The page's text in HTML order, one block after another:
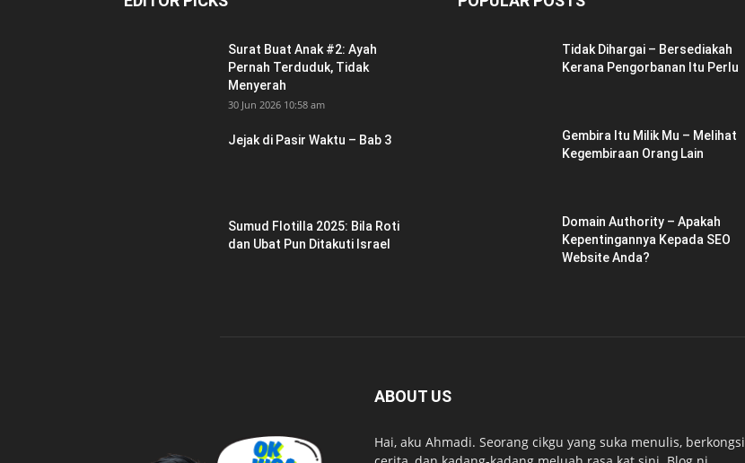
Surat Buat Anak #2: Ayah
Pernah Terduduk, Tidak
Menyerah
30 Jun 2026 10:58 am
Jejak di Pasir Waktu – Bab 3
Sumud Flotilla 2025: Bila Roti
dan Ubat Pun Ditakuti Israel
Tidak Dihargai – Bersediakah
Kerana Pengorbanan Itu Perlu
Gembira Itu Milik Mu – Melihat
Kegembiraan Orang Lain
Domain Authority – Apakah
Kepentingannya Kepada SEO
Website Anda?
ABOUT US
Hai, aku Ahmadi. Seorang cikgu yang suka menulis, berkongsi